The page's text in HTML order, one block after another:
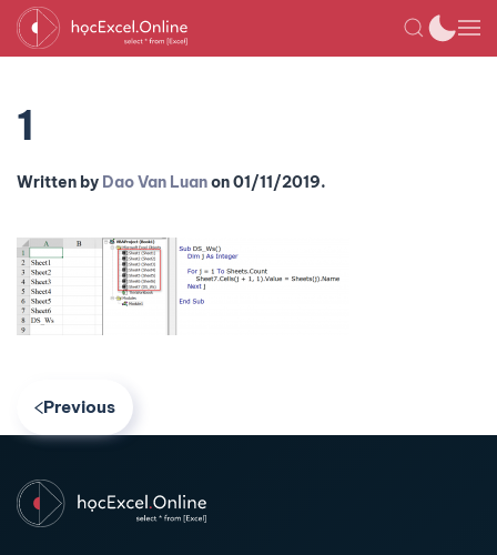
1
Written by Dao Van Luanon01/11/2019.
Previous